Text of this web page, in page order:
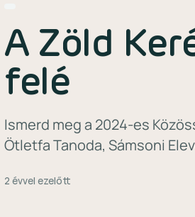
A Zöld
felé
Ismerd meg a 2024-es
Ötletfa Tanoda, Sámsoni
2 évvel ezelőtt